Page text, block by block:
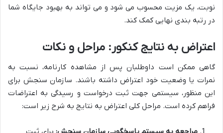
نوبت، یک مزیت محسوب می شود و می تواند به بهبود جایگاه شما
در رتبه بندی نهایی کمک کند.
اعتراض به نتایج کنکور: مراحل و نکات
گاهی ممکن است داوطلبان پس از مشاهده کارنامه، نسبت به
نمرات یا وضعیت خود اعتراض داشته باشند. سازمان سنجش برای
این منظور، سیستمی جهت ثبت درخواست و رسیدگی به اعتراضات
فراهم کرده است. مراحل کلی اعتراض به نتایج به شرح زیر است: